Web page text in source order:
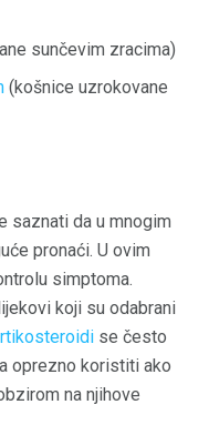
sunčevim zracima)
(košnice uzrokovane
saznati da u mnogim
pronaći. U ovim
simptoma.
koji su odabrani
se često
oprezno koristiti ako
na njihove